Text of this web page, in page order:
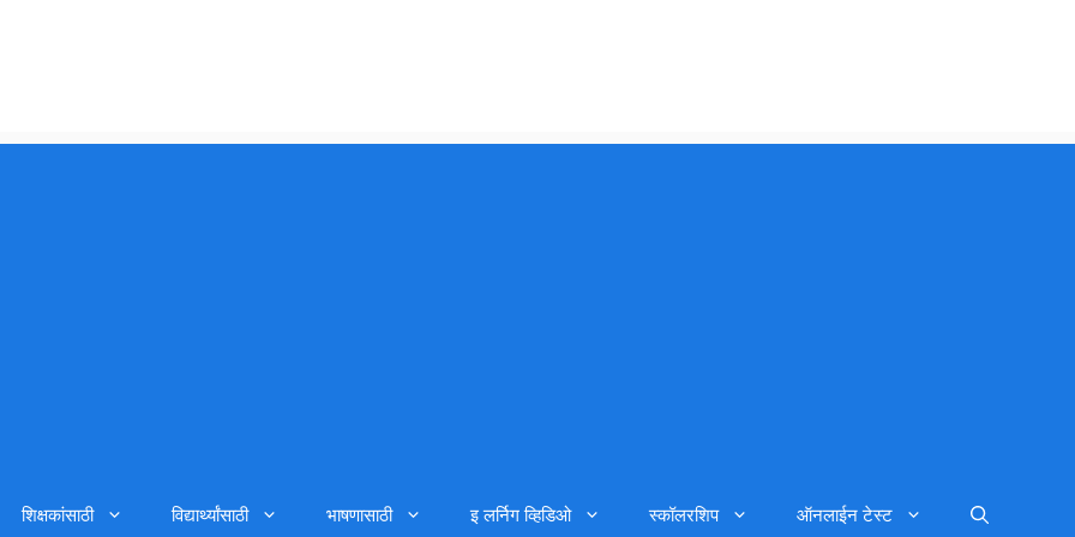
शिक्षकांसाठी विद्यार्थ्यांसाठी भाषणासाठी इ लर्निग व्हिडिओ स्कॉलरशिप ऑनलाईन टेस्ट